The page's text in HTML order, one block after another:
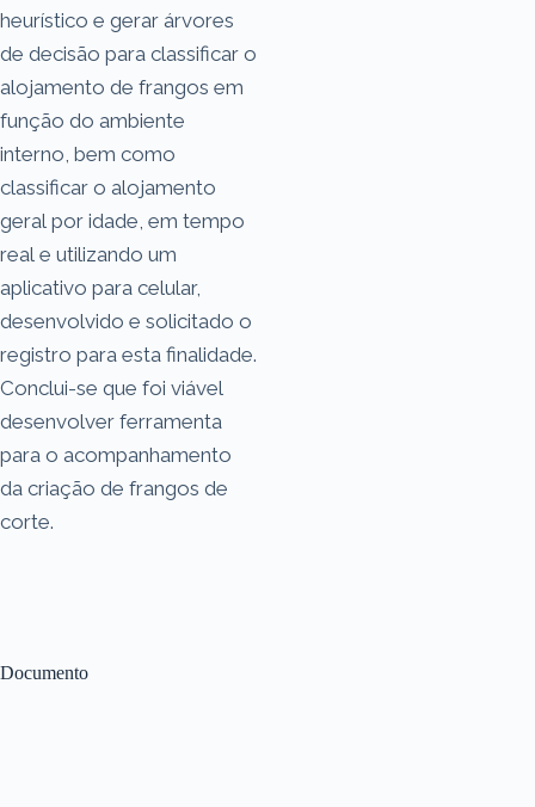
Documento
heurístico e gerar árvores
de decisão para classificar o
alojamento de frangos em
função do ambiente
interno, bem como
classificar o alojamento
geral por idade, em tempo
real e utilizando um
aplicativo para celular,
desenvolvido e solicitado o
registro para esta finalidade.
Conclui-se que foi viável
desenvolver ferramenta
para o acompanhamento
da criação de frangos de
corte.